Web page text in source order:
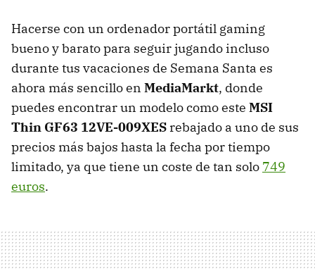
Hacerse con un ordenador portátil gaming
bueno y barato para seguir jugando incluso
durante tus vacaciones de Semana Santa es
ahora más sencillo en MediaMarkt, donde
puedes encontrar un modelo como este MSI
Thin GF63 12VE-009XES rebajado a uno de sus
precios más bajos hasta la fecha por tiempo
limitado, ya que tiene un coste de tan solo 749
euros.